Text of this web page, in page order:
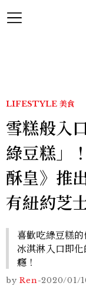
LIFESTYLE 美食
雪糕般入
綠豆糕」
酥皇》推
有紐約芝
喜歡吃綠豆糕
冰淇淋入口即
癮！
by Ren-2020/01/